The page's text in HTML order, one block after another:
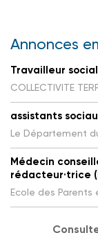
Annonces
Travailleur
COLLECTIVITE
assistants
Le Département
Médecin
rédacteur·trice
Ecole des Parents